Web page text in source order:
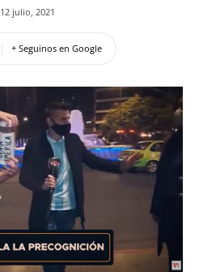
12 julio, 2021
+ Seguinos en Google